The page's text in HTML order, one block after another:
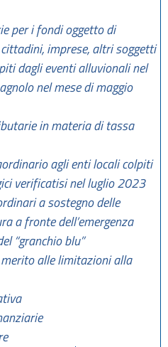
per i fondi oggetto di
imprese, altri soggetti
dagli eventi alluvionali nel
nel mese di maggio
in materia di tassa
agli enti locali colpiti
verificatisi nel luglio 2023
a sostegno delle
a fronte dell’emergenza
“granchio blu”
alle limitazioni alla